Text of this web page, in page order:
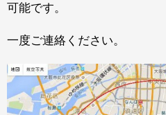
可能です。
一度ご連絡ください。